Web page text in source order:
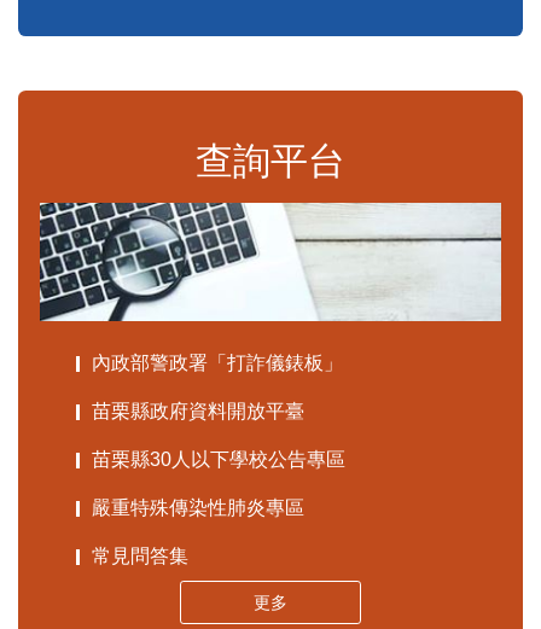
查詢平台
內政部警政署「打詐儀錶板」
苗栗縣政府資料開放平臺
苗栗縣30人以下學校公告專區
嚴重特殊傳染性肺炎專區
常見問答集
更多